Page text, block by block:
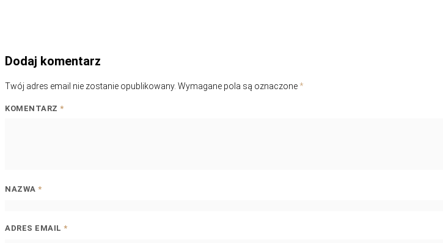
Dodaj komentarz
Twój adres email nie zostanie opublikowany. Wymagane pola są oznaczone*
KOMENTARZ*
NAZWA*
ADRES EMAIL*